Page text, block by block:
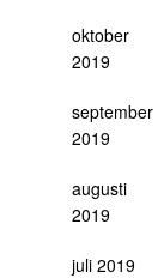
oktober
2019
september
2019
augusti
2019
juli 2019